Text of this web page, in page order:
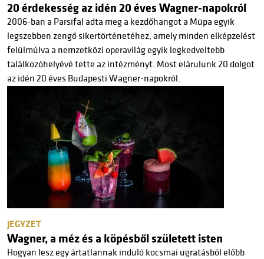
20 érdekesség az idén 20 éves Wagner-napokról
2006-ban a Parsifal adta meg a kezdőhangot a Müpa egyik
legszebben zengő sikertörténetéhez, amely minden elképzelést
felülmúlva a nemzetközi operavilág egyik legkedveltebb
találkozóhelyévé tette az intézményt. Most elárulunk 20 dolgot
az idén 20 éves Budapesti Wagner-napokról.
JEGYZET
Wagner, a méz és a köpésből született isten
Hogyan lesz egy ártatlannak induló kocsmai ugratásból előbb